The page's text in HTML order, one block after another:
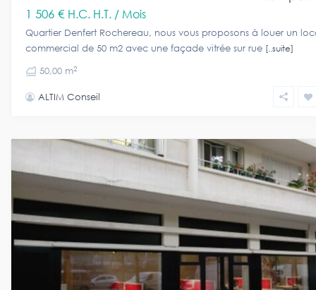
1 506 € H.C. H.T. / Mois
Quartier Denfert Rochereau, nous vous proposons à louer un
commercial de 50 m2 avec une façade vitrée sur rue [..suite]
50,00 m2
ALTIM Conseil